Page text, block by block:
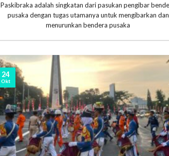
Paskibraka adalah singkatan dari pasukan pengibar
pusaka dengan tugas utamanya untuk mengibarkan dan
menurunkan bendera pusaka
24
Okt